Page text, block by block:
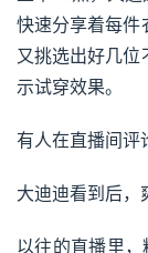
快速分享着每件
又挑选出好几
示试穿效果。
有人在直播间
大迪迪看到后，
以往的直播里，